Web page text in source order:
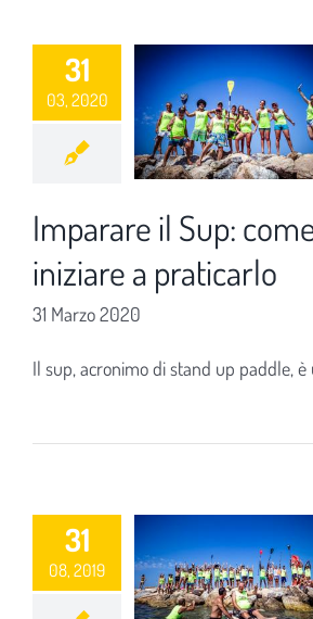
31
03, 2020
Imparare il Sup:
iniziare a praticarlo
31 Marzo 2020
Il sup, acronimo di stand up paddle,
31
08, 2019